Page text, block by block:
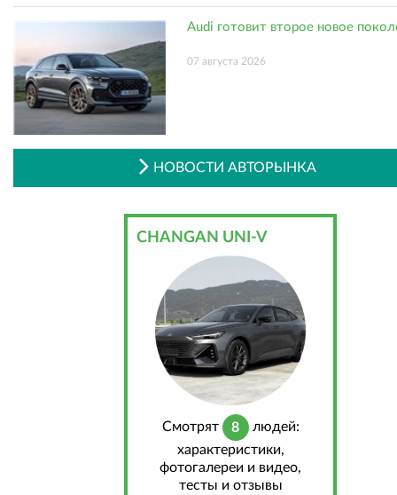
Audi готовит второе новое
07 августа 2026
НОВОСТИ АВТОРЫНКА
CHANGAN UNI-V
Cмотрят 8
людей:
характеристики,
фотогалереи и видео,
тесты и отзывы